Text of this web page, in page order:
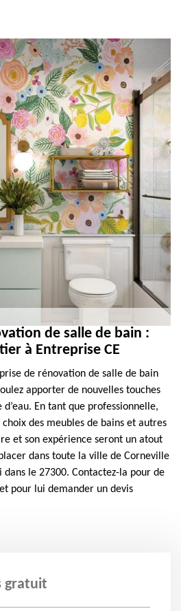
de salle de bain :
à Entreprise CE
de rénovation de salle de bain
apporter de nouvelles touches
En tant que professionnelle,
des meubles de bains et autres
et son expérience seront un atout
dans toute la ville de Corneville
dans le 27300. Contactez-la pour de
pour lui demander un devis
gratuit